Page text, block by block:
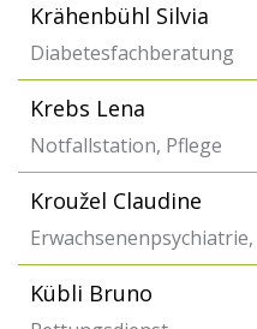
Krähenbühl Silvia
Diabetesfachberatung
Krebs Lena
Notfallstation, Pflege
Kroužel Claudine
Kübli Bruno